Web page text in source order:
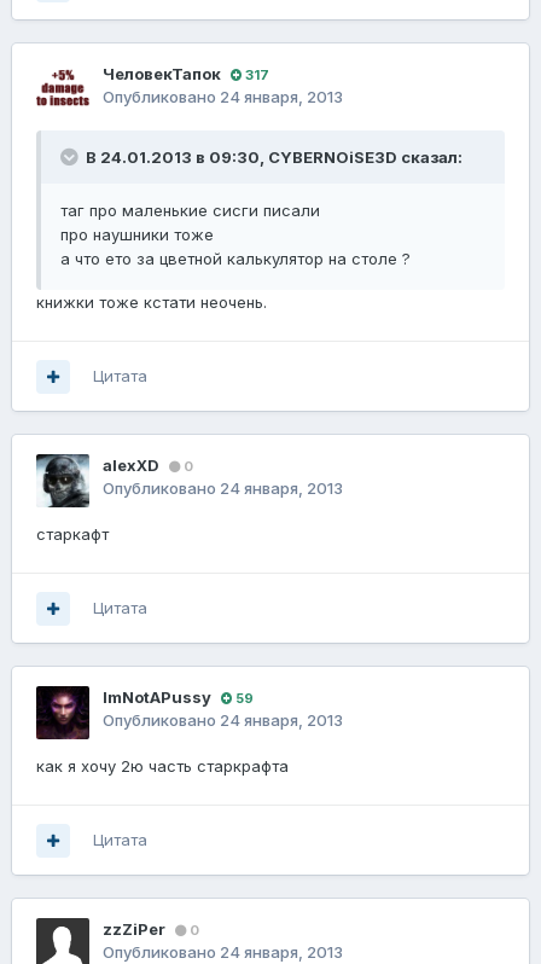
ЧеловекТапок 317
Опубликовано 24 января, 2013
В 24.01.2013 в 09:30, CYBERNOiSE3D сказал:
таг про маленькие сисги писали
про наушники тоже
а что ето за цветной калькулятор на столе ?
книжки тоже кстати неочень.
Цитата
alexXD 0
Опубликовано 24 января, 2013
старкафт
Цитата
ImNotAPussy 59
Опубликовано 24 января, 2013
как я хочу 2ю часть старкрафта
Цитата
zzZiPer 0
Опубликовано 24 января, 2013